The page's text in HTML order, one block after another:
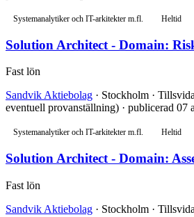
Systemanalytiker och IT-arkitekter m.fl. Heltid
Solution Architect - Domain:
Fast lön
Sandvik Aktiebolag · Stockholm ·
eventuell provanställning) · publicerad 07
Systemanalytiker och IT-arkitekter m.fl. Heltid
Solution Architect - Domain:
Fast lön
Sandvik Aktiebolag · Stockholm ·